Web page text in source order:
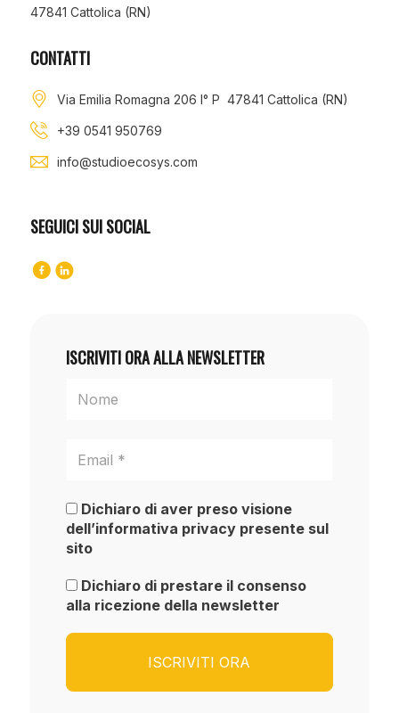
47841 Cattolica (RN)
CONTATTI
Via Emilia Romagna 206 I° P 47841 Cattolica (RN)
+39 0541 950769
info@studioecosys.com
SEGUICI SUI SOCIAL
ISCRIVITI ORA ALLA NEWSLETTER
Dichiaro di aver preso visione
dell’informativa privacy presente sul
sito
Dichiaro di prestare il consenso
alla ricezione della newsletter